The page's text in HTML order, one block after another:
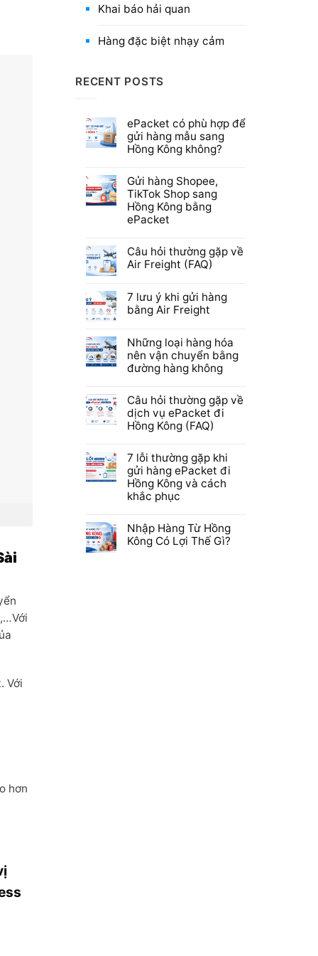
Với
hơn
Khai báo hải quan
Hàng đặc biệt nhạy cảm
RECENT POSTS
ePacket có phù hợp để
gửi hàng mẫu sang
Hồng Kông không?
Gửi hàng Shopee,
TikTok Shop sang
Hồng Kông bằng
ePacket
Câu hỏi thường gặp về
Air Freight (FAQ)
7 lưu ý khi gửi hàng
bằng Air Freight
Những loại hàng hóa
nên vận chuyển bằng
đường hàng không
Câu hỏi thường gặp về
dịch vụ ePacket đi
Hồng Kông (FAQ)
7 lỗi thường gặp khi
gửi hàng ePacket đi
Hồng Kông và cách
khắc phục
Nhập Hàng Từ Hồng
Kông Có Lợi Thế Gì?